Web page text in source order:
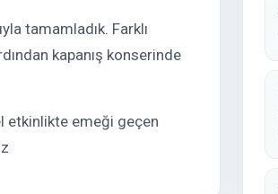
tamamladık. Farklı
kapanış konserinde
etkinlikte emeği geçen